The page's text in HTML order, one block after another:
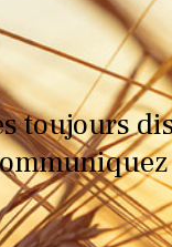
toujours